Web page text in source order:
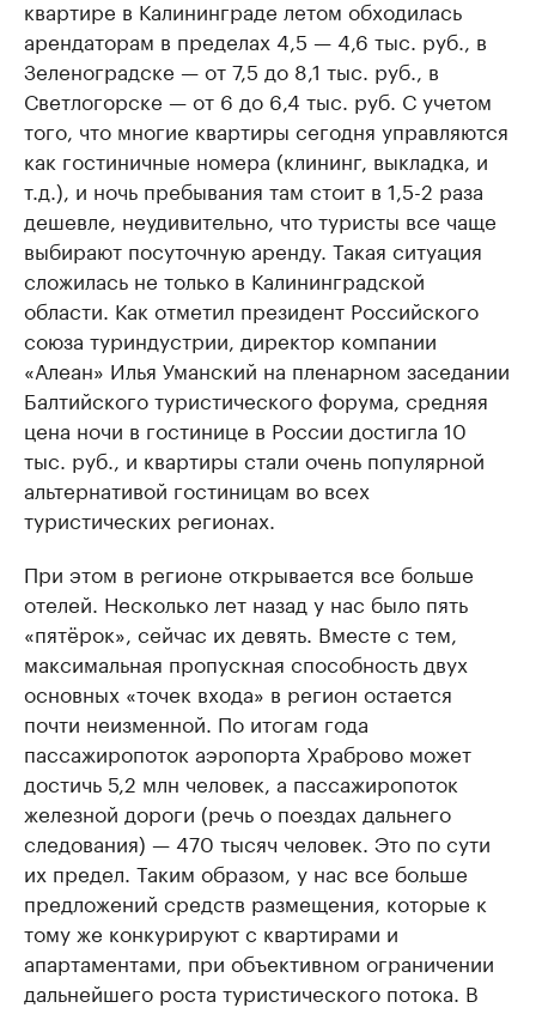
квартире в Калининграде летом обходилась
арендаторам в пределах 4,5 — 4,6 тыс. руб., в
Зеленоградске — от 7,5 до 8,1 тыс. руб., в
Светлогорске — от 6 до 6,4 тыс. руб. С учетом
того, что многие квартиры сегодня управляются
как гостиничные номера (клининг, выкладка, и
т.д.), и ночь пребывания там стоит в 1,5-2 раза
дешевле, неудивительно, что туристы все чаще
выбирают посуточную аренду. Такая ситуация
сложилась не только в Калининградской
области. Как отметил президент Российского
союза туриндустрии, директор компании
«Алеан» Илья Уманский на пленарном заседании
Балтийского туристического форума, средняя
цена ночи в гостинице в России достигла 10
тыс. руб., и квартиры стали очень популярной
альтернативой гостиницам во всех
туристических регионах.
При этом в регионе открывается все больше
отелей. Несколько лет назад у нас было пять
«пятёрок», сейчас их девять. Вместе с тем,
максимальная пропускная способность двух
основных «точек входа» в регион остается
почти неизменной. По итогам года
пассажиропоток аэропорта Храброво может
достичь 5,2 млн человек, а пассажиропоток
железной дороги (речь о поездах дальнего
следования) — 470 тысяч человек. Это по сути
их предел. Таким образом, у нас все больше
предложений средств размещения, которые к
тому же конкурируют с квартирами и
апартаментами, при объективном ограничении
дальнейшего роста туристического потока. В